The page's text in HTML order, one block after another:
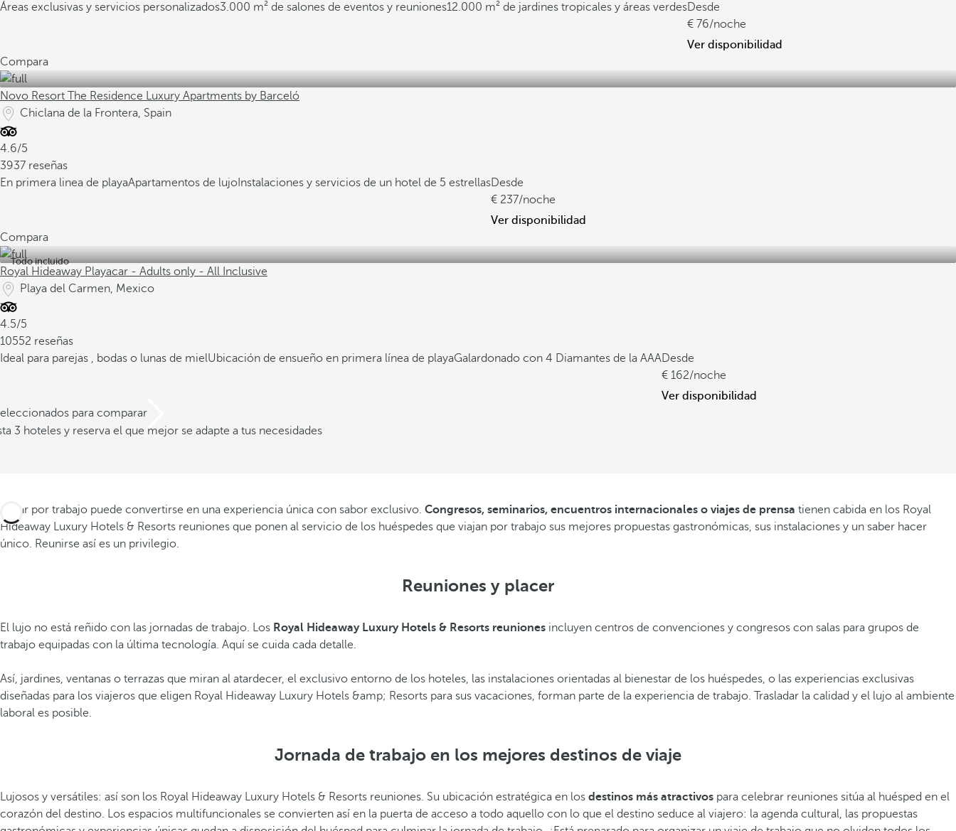
Áreas exclusivas y servicios personalizados3.000 m² de salones de eventos y reuniones12.000 m² de jardines tropicales y áreas verdesDesde
76/noche
Ver disponibilidad
Compara
Novo Resort The Residence Luxury Apartments by Barceló
Chiclana de la Frontera, Spain
4.6/5
3937 reseñas
En primera linea de playaApartamentos de lujo Instalaciones y servicios de un hotel de 5 estrellasDesde
237/noche
Ver disponibilidad
Compara
Todo incluido
Royal Hideaway Playacar - Adults only - All Inclusive
Playa del Carmen, Mexico
4.5/5
10552 reseñas
Ideal para parejas , bodas o lunas de mielUbicación de ensueño en primera línea de playaGalardonado con 4 Diamantes de la AAADesde
162/noche
Ver disponibilidad
para comparar
3 hoteles y reserva el que mejor se adapte a tus necesidades
Viajar por trabajo puede convertirse en una experiencia única con sabor exclusivo. Congresos, seminarios, encuentros internacionales o viajes de prensa tienen cabida en los Royal
Hideaway Luxury Hotels & Resorts reuniones que ponen al servicio de los huéspedes que viajan por trabajo sus mejores propuestas gastronómicas, sus instalaciones y un saber hacer
único. Reunirse así es un privilegio.
Reuniones y placer
El lujo no está reñido con las jornadas de trabajo. Los Royal Hideaway Luxury Hotels & Resorts reuniones incluyen centros de convenciones y congresos con salas para grupos de
trabajo equipadas con la última tecnología. Aquí se cuida cada detalle.
Así, jardines, ventanas o terrazas que miran al atardecer, el exclusivo entorno de los hoteles, las instalaciones orientadas al bienestar de los huéspedes, o las experiencias exclusivas
diseñadas para los viajeros que eligen Royal Hideaway Luxury Hotels &amp; Resorts para sus vacaciones, forman parte de la experiencia de trabajo. Trasladar la calidad y el lujo al ambiente
laboral es posible.
Jornada de trabajo en los mejores destinos de viaje
Lujosos y versátiles: así son los Royal Hideaway Luxury Hotels & Resorts reuniones. Su ubicación estratégica en los destinos más atractivos para celebrar reuniones sitúa al huésped en el
corazón del destino. Los espacios multifuncionales se convierten así en la puerta de acceso a todo aquello con lo que el destino seduce al viajero: la agenda cultural, las propuestas